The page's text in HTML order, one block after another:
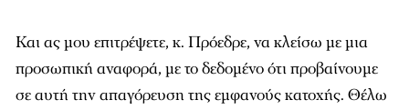
Και ας μου επιτρέψετε, κ. Πρόεδρε, να κλείσω με μια
προσωπική αναφορά, με το δεδομένο ότι προβαίνουμε
σε αυτή την απαγόρευση της εμφανούς κατοχής. Θέλω